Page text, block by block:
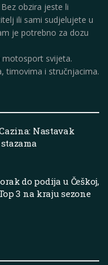
obzira jeste li
ili sami sudjelujete u
je potrebno za dozu
motosport svijeta.
timovima i stručnjacima.
Nastavak
do podija u Češkoj,
3 na kraju sezone